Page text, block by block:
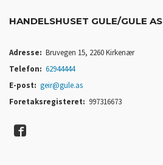
HANDELSHUSET GULE/GULE AS
Adresse: Bruvegen 15, 2260 Kirkenær
Telefon: 62944444
E-post: geir@gule.as
Foretaksregisteret: 997316673